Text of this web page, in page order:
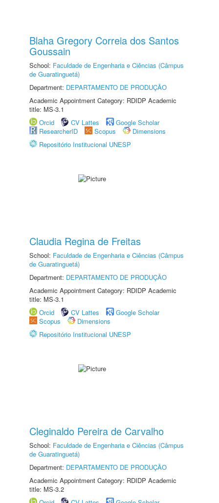
Blaha Gregory Correia dos Santos
Goussain
School: Faculdade de Engenharia e Ciências (Câmpus
de Guaratinguetá)
Department: DEPARTAMENTO DE PRODUÇÃO
Academic Appointment Category: RDIDP Academic
title: MS-3.1
Orcid
CV Lattes
Google Scholar
ResearcherID
Scopus
Dimensions
Repositório Institucional UNESP
Claudia Regina de Freitas
School: Faculdade de Engenharia e Ciências (Câmpus
de Guaratinguetá)
Department: DEPARTAMENTO DE PRODUÇÃO
Academic Appointment Category: RDIDP Academic
title: MS-3.1
Orcid
CV Lattes
Google Scholar
Scopus
Dimensions
Repositório Institucional UNESP
Cleginaldo Pereira de Carvalho
School: Faculdade de Engenharia e Ciências (Câmpus
de Guaratinguetá)
Department: DEPARTAMENTO DE PRODUÇÃO
Academic Appointment Category: RDIDP Academic
title: MS-3.2